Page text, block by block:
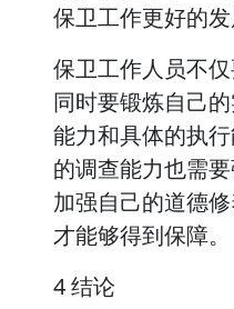
保卫工作更好的发
保卫工作人员不
同时要锻炼自己
能力和具体的执
的调查能力也需
加强自己的道德
才能够得到保障。
4 结论